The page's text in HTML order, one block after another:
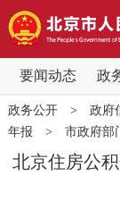
要闻动态 政
要闻动态
党中央精神
北京要闻
政务公开> 政府
年报 > 市政府部
北京住房公